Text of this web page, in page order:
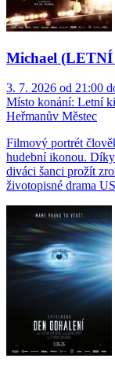
Michael
3. 7. 2026 od 21:00
Místo konání: Letní
Heřmanův Městec
Filmový portrét
hudební ikonou.
diváci šanci prožít
životopisné drama